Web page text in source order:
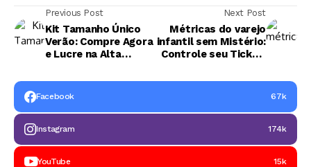
Previous Post
Kit Tamanho Único
Verão: Compre Agora
e Lucre na Alta
Next Post
Métricas do varejo
infantil sem Mistério:
Controle seu Ticket,
Facebook 67k
Instagram 174k
YouTube 15k